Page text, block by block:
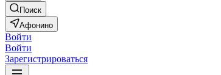
Поиск
Афонино
Войти
Войти
Зарегистрироваться